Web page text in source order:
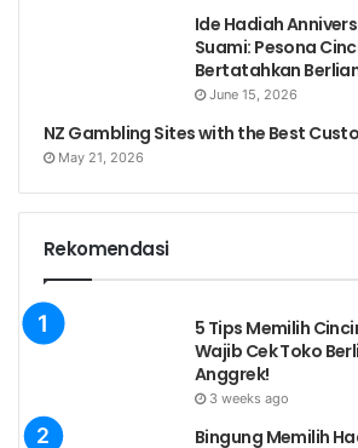
Ide Hadiah
Suami: Pesona
Bertatahkan
June 15, 2026
NZ Gambling Sites with the Best
May 21, 2026
Rekomendasi
5 Tips Memilih
Wajib Cek Toko
Anggrek!
3 weeks ago
Bingung Memilih